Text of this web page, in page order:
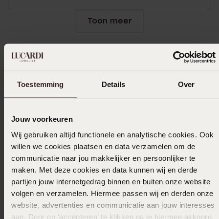
Toestemming Details Over
Jouw voorkeuren
Wij gebruiken altijd functionele en analytische cookies. Ook
willen we cookies plaatsen en data verzamelen om de
communicatie naar jou makkelijker en persoonlijker te
maken. Met deze cookies en data kunnen wij en derde
partijen jouw internetgedrag binnen en buiten onze website
volgen en verzamelen. Hiermee passen wij en derden onze
website, advertenties en communicatie aan jouw interesses
aan. Door op ‘accepteren’ te klikken ga je hiermee akkoord.
Toon meer
Ook leuk voor jou